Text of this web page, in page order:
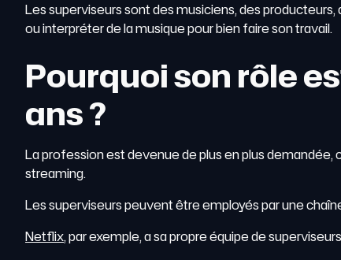
Les superviseurs sont des musiciens, des
ou interpréter de la musique pour bien faire son travail.
Pourquoi son rôle
ans ?
La profession est devenue de plus en plus
streaming.
Les superviseurs peuvent être employés par une
Netflix, par exemple, a sa propre équipe de